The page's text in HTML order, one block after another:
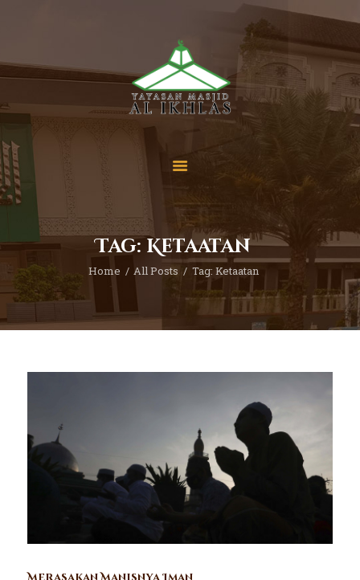
Tag: Ketaatan
Home All Posts Tag: Ketaatan
Tentang Kami
Sekolah
Berita
Yuk Berdonasi
Kontak